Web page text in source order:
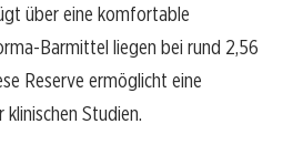
über eine komfortable
Barmittel liegen bei rund 2,56
Reserve ermöglicht eine
Studien.